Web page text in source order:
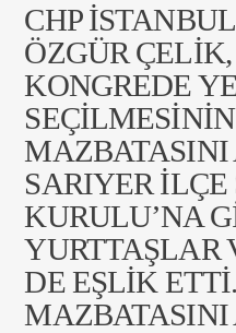
ŞU ANKI PROGRAM
GENÇLERLE
16:00 18:00
Radyo Çağrı 97.5
CHP
ÖZGÜR
KONGREDE
SARIYER İLÇE
KURULU’NA
YURTTAŞLAR
DE EŞLIK
MAZBATASINI